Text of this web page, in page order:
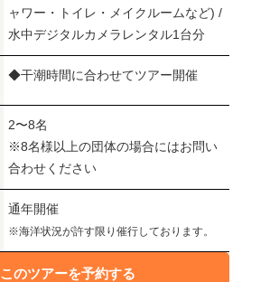
ャワー・トイレ・メイクルームなど) /
水中デジタルカメラレンタル1台分
◆干潮時間に合わせてツアー開催
2〜8名
※8名様以上の団体の場合にはお問い
合わせください
通年開催
※海洋状況が許す限り催行しております。
このツアーを予約する